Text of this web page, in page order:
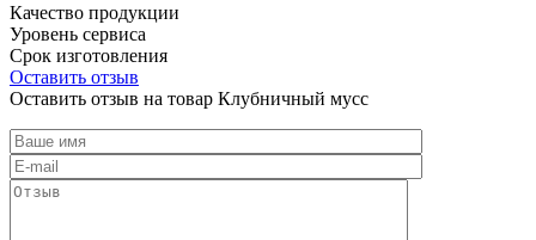
Качество продукции
Уровень сервиса
Срок изготовления
Оставить отзыв
Оставить отзыв на товар Клубничный мусс